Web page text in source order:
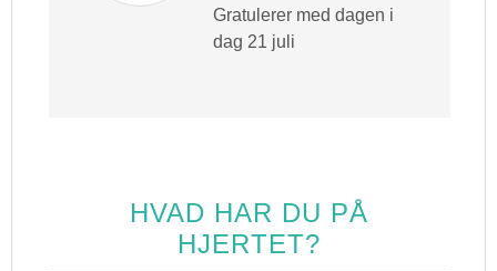
Gratulerer med dagen i
dag 21 juli
HVAD HAR DU PÅ
HJERTET?